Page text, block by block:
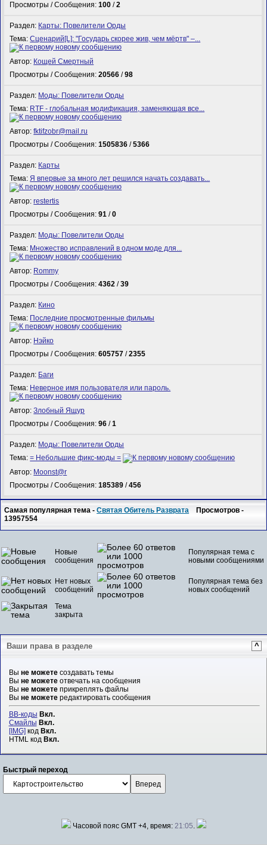
Просмотры / Сообщения:100 /2
Раздел: Карты: Повелители Орды
Тема:Сценарий[L]: "Государь скорее жив, чем мёртв" –...
Автор: Кощей Смертный
Просмотры / Сообщения:20566 /98
Раздел: Моды: Повелители Орды
Тема: RTF - глобальная модификация, заменяющая все...
Автор:fktifzobr@mail.ru
Просмотры / Сообщения:1505836 /5366
Раздел: Карты
Тема:Я впервые за много лет решился начать создавать...
Автор:restertis
Просмотры / Сообщения:91 /0
Раздел: Моды: Повелители Орды
Тема: Множество исправлений в одном моде для...
Автор: Rommy
Просмотры / Сообщения:4362 /39
Раздел: Кино
Тема: Последние просмотренные фильмы
Автор: Нэйко
Просмотры / Сообщения:605757 /2355
Раздел: Баги
Тема: Неверное имя пользователя или пароль.
Автор:Злобный Ящур
Просмотры / Сообщения:96 /1
Раздел: Моды: Повелители Орды
Тема:= Небольшие фикс-моды =
Автор: Mооnst@r
Просмотры / Сообщения:185389 /456
Самая популярная тема -Святая Обитель Разврата Просмотров -
13957554
Новые
сообщения
Популярная тема с
новыми сообщениями
Нет новых
сообщений
Популярная тема без
новых сообщений
Тема
закрыта
Ваши права в разделе ^
Вы не можетесоздавать темы
Вы не можетеотвечать на сообщения
Вы не можетеприкреплять файлы
Вы не можетередактировать сообщения
BB-коды Вкл.
Смайлы Вкл.
[IMG]код Вкл.
HTML код Вкл.
Быстрый переход
Часовой пояс GMT +4, время: 21:05.